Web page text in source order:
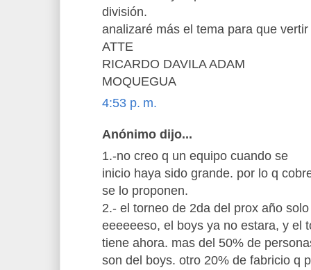
división.
analizaré más el tema para que
ATTE
RICARDO DAVILA ADAM
MOQUEGUA
4:53 p. m.
Anónimo dijo...
1.-no creo q un equipo cuando se
inicio haya sido grande. por lo q
se lo proponen.
2.- el torneo de 2da del prox año
eeeeeeso, el boys ya no estara, y el
tiene ahora. mas del 50% de
son del boys. otro 20% de fabricio q